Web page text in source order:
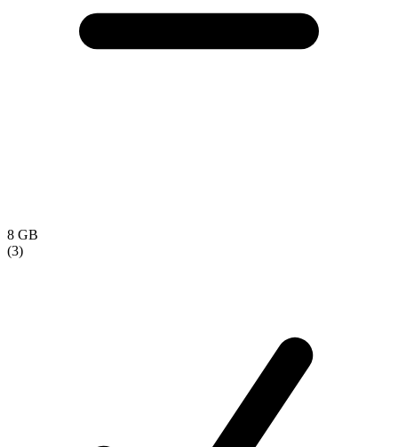
8 GB
(3)